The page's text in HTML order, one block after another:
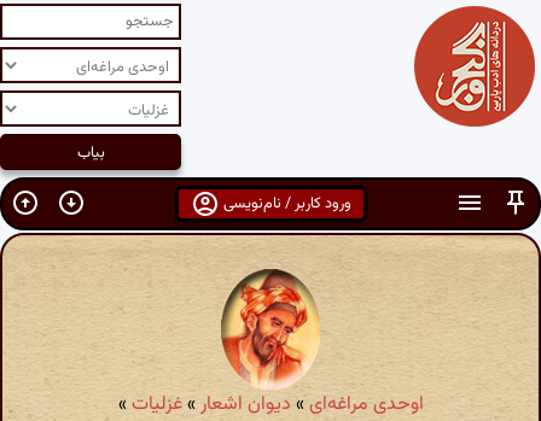
ورود کاربر / نام‌نویسی
اوحدی مراغه‌ای»دیوان اشعار»غزلیات »